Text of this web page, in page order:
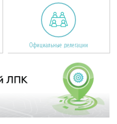
Официальные делегации